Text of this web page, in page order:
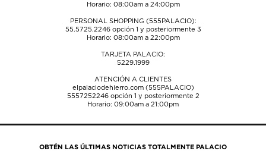
Horario: 08:00am a 24:00pm
PERSONAL SHOPPING (555PALACIO):
55.5725.2246opción 1 y posteriormente 3
Horario: 08:00am a 22:00pm
TARJETA PALACIO:
5229.1999
ATENCIÓN A CLIENTES
elpalaciodehierro.com (555PALACIO)
5557252246opción 1 y posteriormente 2
Horario: 09:00am a 21:00pm
OBTÉN LAS ÚLTIMAS NOTICIAS TOTALMENTE PALACIO